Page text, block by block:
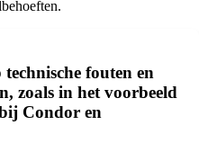
fouten en
zoals in het voorbeeld
Condor en